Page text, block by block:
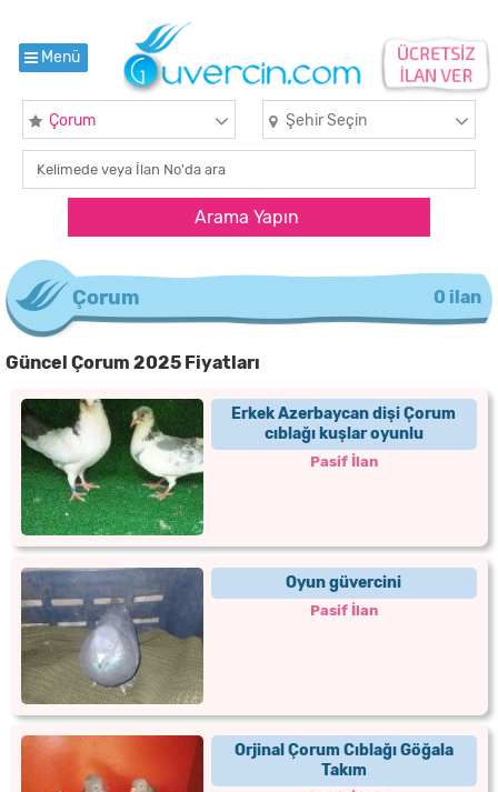
Menü
Çorum Şehir Seçin
Çorum 0 ilan
Güncel Çorum 2025 Fiyatları
Erkek Azerbaycan dişi Çorum
cıblağı kuşlar oyunlu
Pasif İlan
Oyun güvercini
Pasif İlan
Orjinal Çorum Cıblağı Göğala
Takım